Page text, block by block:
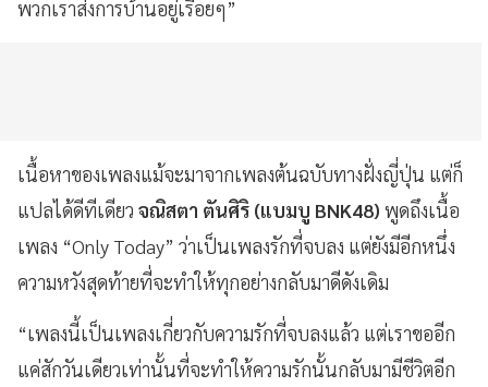
พวกเราส่งการบ้านอยู่เรื่อยๆ”
เนื้อหาของเพลงแม้จะมาจากเพลงต้นฉบับทางฝั่งญี่ปุ่น แต่ก็
แปลได้ดีทีเดียว จณิสตา ตันศิริ (แบมบู BNK48) พูดถึงเนื้อ
เพลง “Only Today” ว่าเป็นเพลงรักที่จบลง แต่ยังมีอีกหนึ่ง
ความหวังสุดท้ายที่จะทำให้ทุกอย่างกลับมาดีดังเดิม
“เพลงนี้เป็นเพลงเกี่ยวกับความรักที่จบลงแล้ว แต่เราขออีก
แค่สักวันเดียวเท่านั้นที่จะทำให้ความรักนั้นกลับมามีชีวิตอีก